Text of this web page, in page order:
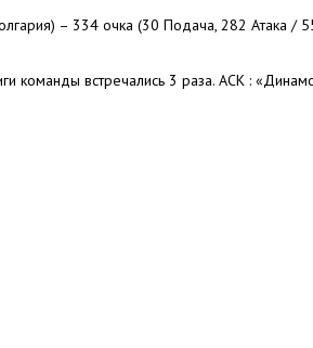
– 334 очка (30 Подача, 282 Атака /
команды встречались 3 раза. АСК :